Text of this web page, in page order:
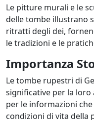
Le pitture murali e le
delle tombe illustrano
ritratti degli dei,
le tradizioni e le
Importanza
Le tombe rupestri di
significative per la
per le informazioni
condizioni di vita della